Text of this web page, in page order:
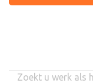
Zoekt u werk als